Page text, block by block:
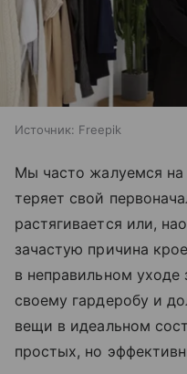
Источник: Freepik
Мы часто жалуемся
теряет свой
растягивается или,
зачастую причина
в неправильном
своему гардеробу и
вещи в идеальном
простых, но